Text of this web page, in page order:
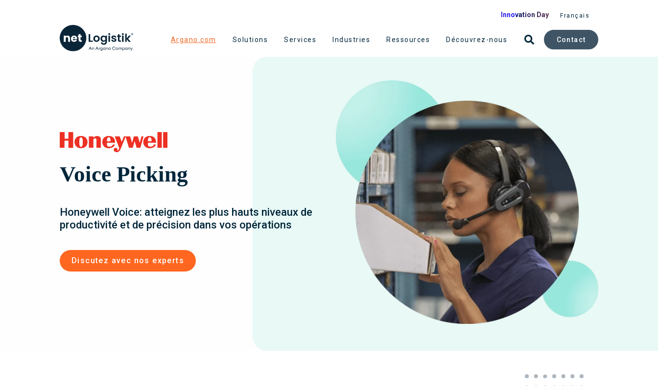
Innovation Day Français
Argano.com Solutions Services Industries Ressources Découvrez-nous Contact
Voice Picking
Honeywell Voice: atteignez les plus hauts niveaux de
productivité et de précision dans vos opérations
Discutez avec nos experts